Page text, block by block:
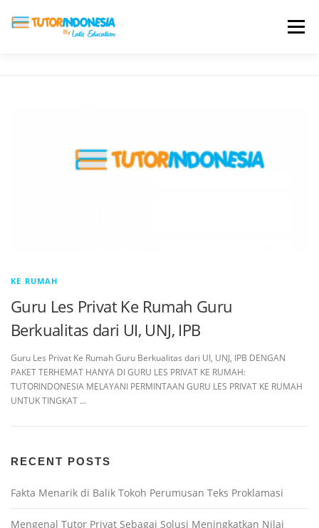
Menu
KE RUMAH
Guru Les Privat Ke Rumah Guru
Berkualitas dari UI, UNJ, IPB
Guru Les Privat Ke Rumah Guru Berkualitas dari UI, UNJ, IPB DENGAN
PAKET TERHEMAT HANYA DI GURU LES PRIVAT KE RUMAH:
TUTORINDONESIA MELAYANI PERMINTAAN GURU LES PRIVAT KE RUMAH
UNTUK TINGKAT …
RECENT POSTS
Fakta Menarik di Balik Tokoh Perumusan Teks Proklamasi
Mengenal Tutor Privat Sebagai Solusi Meningkatkan Nilai